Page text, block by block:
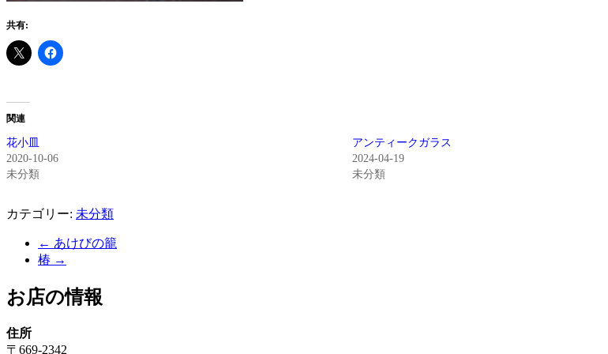
共有:
関連
花小皿
2020-10-06
未分類
アンティークガラス
2024-04-19
未分類
カテゴリー: 未分類
← あけびの籠
椿 →
お店の情報
住所
〒669-2342